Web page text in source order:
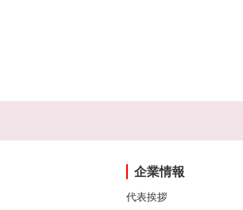
企業情報
代表挨拶